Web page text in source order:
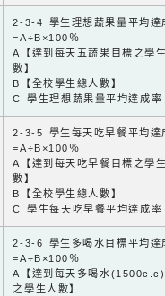
2-3-4 學生理想蔬果量平均達
=A÷B×100％
A【達到每天五蔬果目標之學
數】
B【全校學生總人數】
C 學生理想蔬果量平均達成率
2-3-5 學生每天吃早餐平均達
=A÷B×100％
A【達到每天吃早餐目標之學
數】
B【全校學生總人數】
C 學生每天吃早餐平均達成率
2-3-6 學生多喝水目標平均達
=A÷B×100％
A【達到每天多喝水
之學生人數】